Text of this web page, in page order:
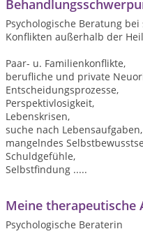
Psychologische Beratung
Konflikten außerhalb der
Paar- u. Familienkonflikte,
berufliche und private
Entscheidungsprozesse,
Perspektivlosigkeit,
Lebenskrisen,
suche nach Lebensaufgaben,
mangelndes
Schuldgefühle,
Selbstfindung .....
Meine therapeutische
Psychologische Beraterin